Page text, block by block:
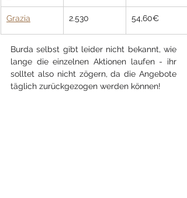
Grazia 2.530 54,60€
Burda selbst gibt leider nicht bekannt, wie
lange die einzelnen Aktionen laufen - ihr
solltet also nicht zögern, da die Angebote
täglich zurückgezogen werden können!